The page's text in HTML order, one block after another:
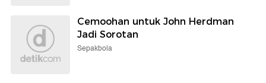
Cemoohan untuk John Herdman
Jadi Sorotan
Sepakbola